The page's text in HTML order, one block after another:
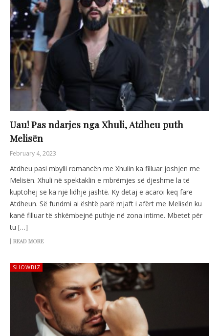
Uau! Pas ndarjes nga Xhuli, Atdheu puth
Melisën
February 4, 2023
Atdheu pasi mbylli romancën me Xhulin ka filluar joshjen me
Melisën. Xhuli në spektaklin e mbrëmjes së djeshme la të
kuptohej se ka një lidhje jashtë. Ky detaj e acaroi keq fare
Atdheun. Së fundmi ai është parë mjaft i afërt me Melisën ku
kanë filluar të shkëmbejnë puthje në zona intime. Mbetet për
tu […]
READ MORE
SHOWBIZ